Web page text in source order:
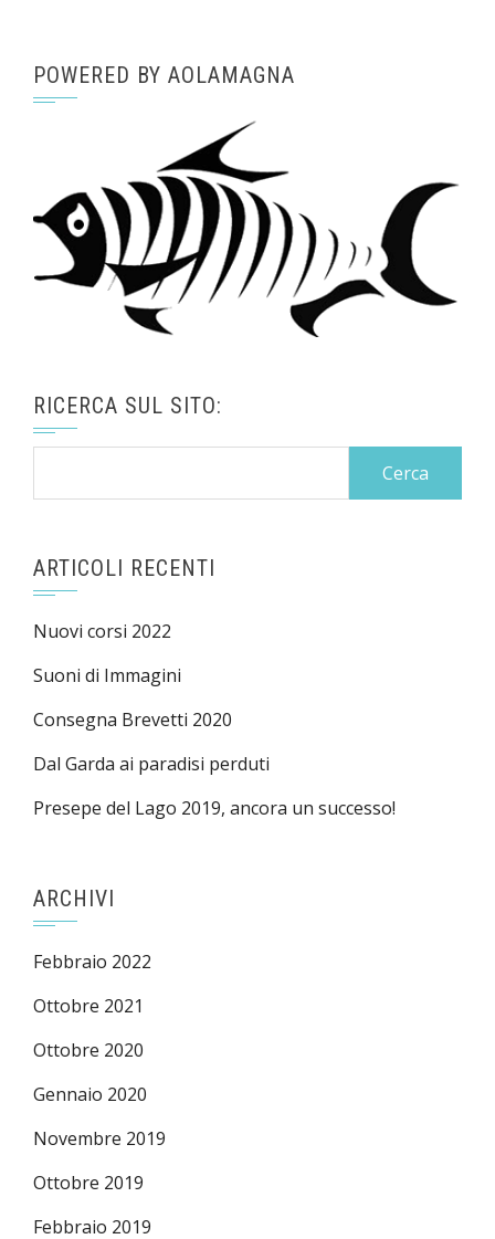
POWERED BY AOLAMAGNA
RICERCA SUL SITO:
ARTICOLI RECENTI
Nuovi corsi 2022
Suoni di Immagini
Consegna Brevetti 2020
Dal Garda ai paradisi perduti
Presepe del Lago 2019, ancora un successo!
ARCHIVI
Febbraio 2022
Ottobre 2021
Ottobre 2020
Gennaio 2020
Novembre 2019
Ottobre 2019
Febbraio 2019